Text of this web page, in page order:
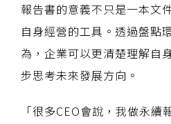
報告書的意義不只是一本文
自身經營的工具。透過盤點
為，企業可以更清楚理解自
步思考未來發展方向。
「很多CEO會說，我做永